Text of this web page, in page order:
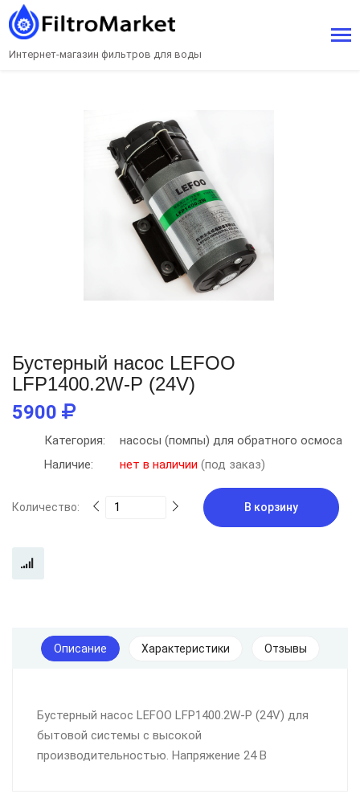
Интернет-магазин фильтров для воды
Бустерный насос LEFOO
LFP1400.2W-P (24V)
5900
Категория:
насосы (помпы) для обратного осмоса
Наличие:
нет в наличии (под заказ)
Количество: В корзину
Описание Характеристики Отзывы
Бустерный насос LEFOO LFP1400.2W-P (24V) для
бытовой системы с высокой
производительностью. Напряжение 24 В